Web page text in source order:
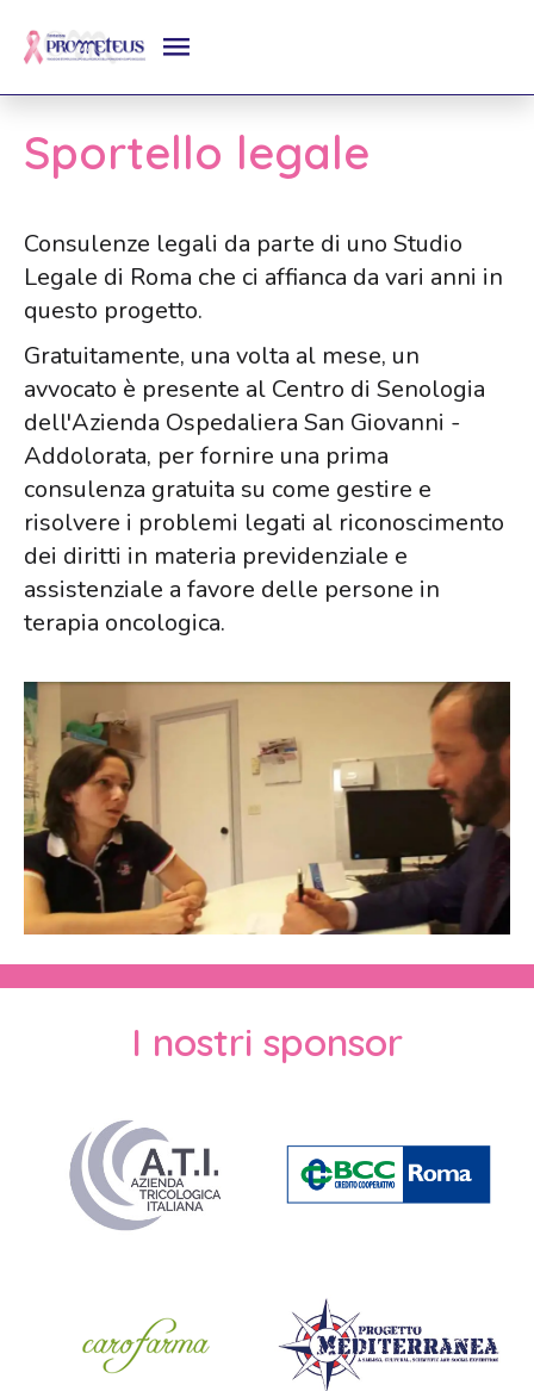
Sportello legale
Consulenze legali da parte di uno Studio
Legale di Roma che ci affianca da vari anni in
questo progetto.
Gratuitamente, una volta al mese, un
avvocato è presente al Centro di Senologia
dell'Azienda Ospedaliera San Giovanni -
Addolorata, per fornire una prima
consulenza gratuita su come gestire e
risolvere i problemi legati al riconoscimento
dei diritti in materia previdenziale e
assistenziale a favore delle persone in
terapia oncologica.
I nostri sponsor